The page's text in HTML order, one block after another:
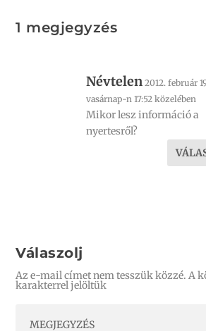
1 megjegyzés
Névtelen 2012. február
vasárnap-n 17:52 közelében
Mikor lesz információ a
nyertesről?
Válaszolj
Az e-mail címet nem tesszük közzé. A
karakterrel jelöltük